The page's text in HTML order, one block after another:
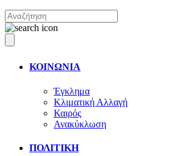
ΚΟΙΝΩΝΙΑ
Έγκλημα
Κλιματική Αλλαγή
Καιρός
Ανακύκλωση
ΠΟΛΙΤΙΚΗ